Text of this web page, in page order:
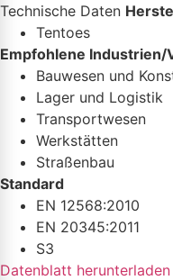
Technische Daten
Tentoes
Empfohlene Industrien/
Bauwesen und
Lager und Logistik
Transportwesen
Werkstätten
Straßenbau
Standard
EN 12568:2010
EN 20345:2011
S3
Datenblatt herunterladen